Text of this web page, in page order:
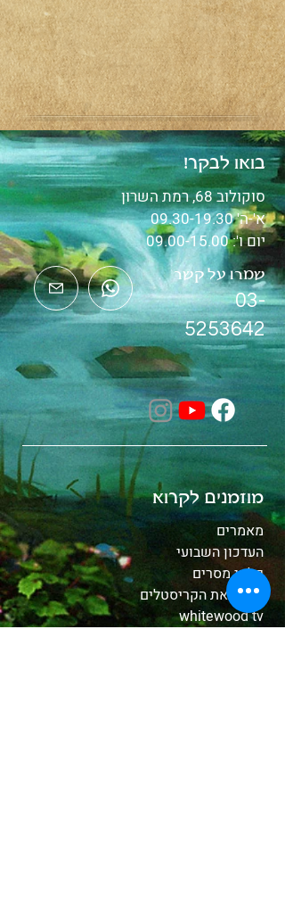
בואו לבקר!
סוקולוב 68, רמת השרון
א'-ה'09.30-19.30
יום ו':09.00-15.00
שמרו על קשר
03-
5253642
מוזמנים לקרוא
מאמרים
העדכון השבועי
קלפי מסרים
הכירו את הקריסטלים
whitewood tv